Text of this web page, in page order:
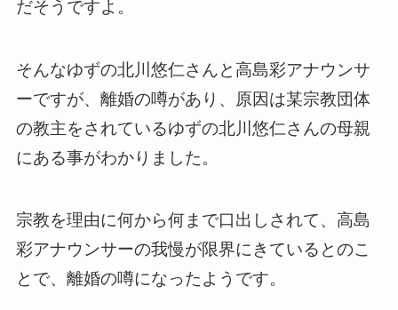
だそうですよ。
そんなゆずの北川悠仁さんと高島彩アナウンサ
ーですが、離婚の噂があり、原因は某宗教団体
の教主をされているゆずの北川悠仁さんの母親
にある事がわかりました。
宗教を理由に何から何まで口出しされて、高島
彩アナウンサーの我慢が限界にきているとのこ
とで、離婚の噂になったようです。